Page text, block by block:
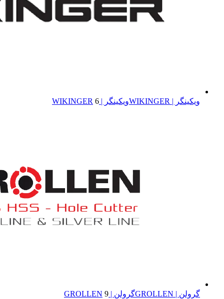
ویکینگر | WIKINGER ویکینگر | WIKINGER 6
گرولن | GROLLEN گرولن | GROLLEN 9